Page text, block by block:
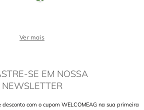
Ver mais
SE EM NOSSA
NEWSLETTER
com o cupom WELCOMEAG na sua primeira